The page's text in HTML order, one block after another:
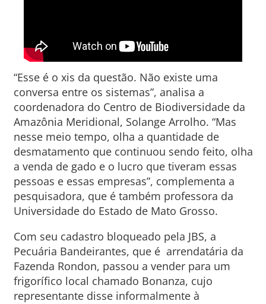
“Esse é o xis da questão. Não existe uma
conversa entre os sistemas”, analisa a
coordenadora do Centro de Biodiversidade da
Amazônia Meridional, Solange Arrolho. “Mas
nesse meio tempo, olha a quantidade de
desmatamento que continuou sendo feito, olha
a venda de gado e o lucro que tiveram essas
pessoas e essas empresas”, complementa a
pesquisadora, que é também professora da
Universidade do Estado de Mato Grosso.
Com seu cadastro bloqueado pela JBS, a
Pecuária Bandeirantes, que é arrendatária da
Fazenda Rondon, passou a vender para um
frigorífico local chamado Bonanza, cujo
representante disse informalmente à